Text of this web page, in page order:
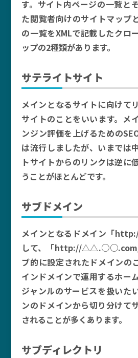
す。サイト内ページの一覧と
た閲覧者向けのサイトマップ
の一覧をXMLで記載したクロ
ップの2種類があります。
サテライトサイト
メインとなるサイトに向けて
サイトのことをいいます。メ
ンジン評価を上げるための
は流行しましたが、いまでは
トサイトからのリンクは逆に
うことがほとんどです。
サブドメイン
メインとなるドメイン「
して、「http://△△.○○.com/
ブ的に設定されたドメインの
インドメインで運用するホー
ジャンルのサービスを扱いた
ンのドメインから切り分けて
されることが多くあります。
サブディレクトリ